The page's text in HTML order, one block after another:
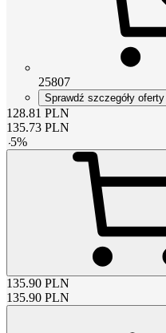
25807
Sprawdź szczegóły oferty
128.81 PLN
135.73 PLN
-5%
135.90 PLN
135.90 PLN